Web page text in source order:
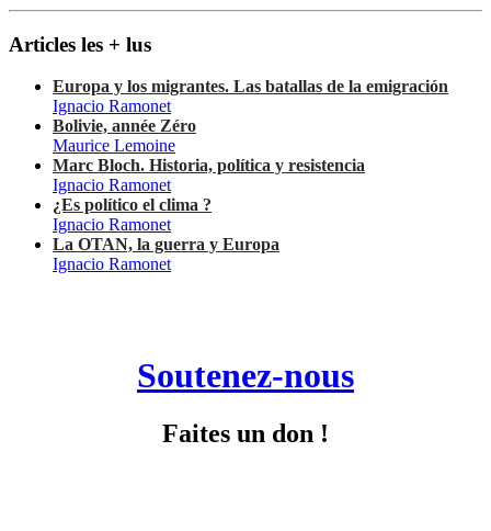
Articles les + lus
Europa y los migrantes. Las batallas de la emigración
Ignacio Ramonet
Bolivie, année Zéro
Maurice Lemoine
Marc Bloch. Historia, política y resistencia
Ignacio Ramonet
¿Es político el clima ?
Ignacio Ramonet
La OTAN, la guerra y Europa
Ignacio Ramonet
Soutenez-nous
Faites un don !